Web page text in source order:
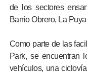
de los sectores
Barrio Obrero, La
Como parte de las
Park, se encuentran
vehículos, una